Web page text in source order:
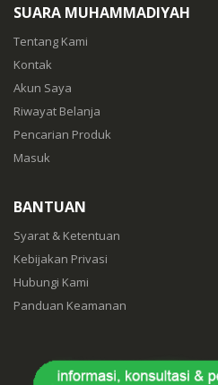
SUARA MUHAMMADIYAH
Tentang Kami
Kontak
Akun Saya
Riwayat Belanja
Pencarian Produk
Masuk
BANTUAN
Syarat & Ketentuan
Kebijakan Privasi
Hubungi Kami
Panduan Keamanan